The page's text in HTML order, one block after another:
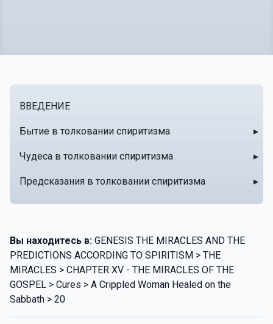
ВВЕДЕНИЕ
Бытие в толковании спиритизма ▸
Чудеса в толковании спиритизма ▸
Предсказания в толковании спиритизма ▸
Вы находитесь в: GENESIS THE MIRACLES AND THE
PREDICTIONS ACCORDING TO SPIRITISM > THE
MIRACLES > CHAPTER XV - THE MIRACLES OF THE
GOSPEL > Cures > A Crippled Woman Healed on the
Sabbath > 20